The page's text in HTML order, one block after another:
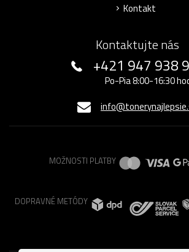
Kontakt
Kontaktujte nás
+421 947 938
Po-Pia 8:00-16:30
MOŽNOSTI PLATBY
DOPRAVNÉ METÓDY